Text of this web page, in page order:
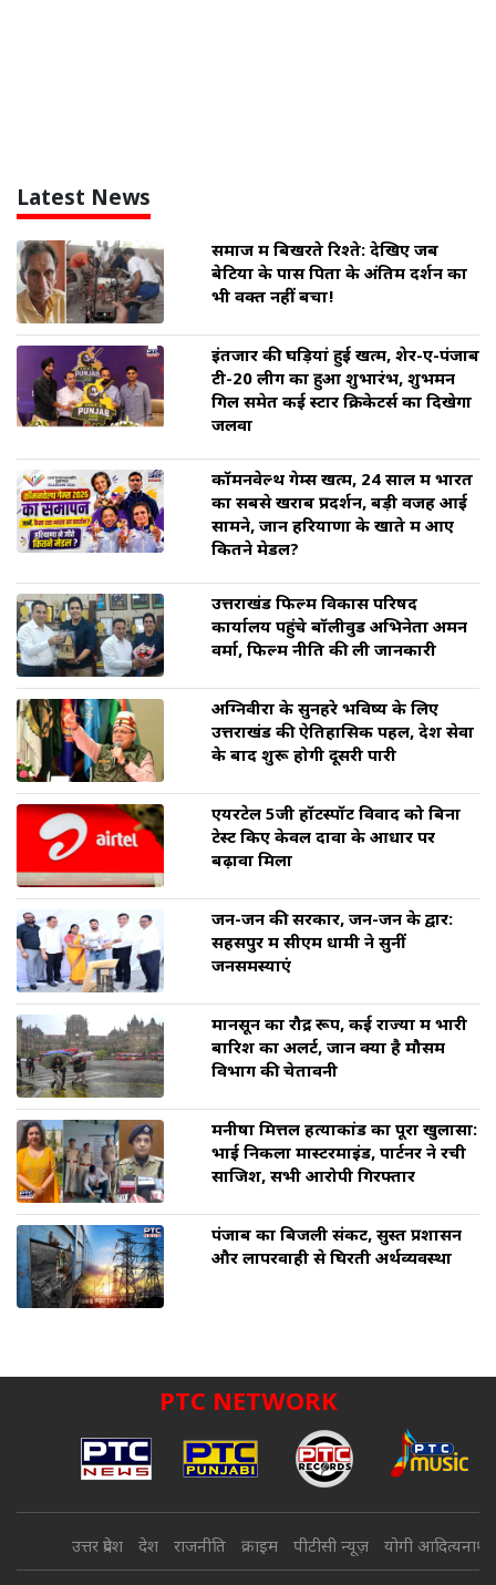
Latest News
समाज में बिखरते रिश्ते: देखिए जब
बेटियों के पास पिता के अंतिम दर्शन का
भी वक्त नहीं बचा!
इंतजार की घड़ियां हुई खत्म, शेर-ए-पंजाब
टी-20 लीग का हुआ शुभारंभ, शुभमन
गिल समेत कई स्टार क्रिकेटर्स का दिखेगा
जलवा
कॉमनवेल्थ गेम्स खत्म, 24 साल में भारत
का सबसे खराब प्रदर्शन, बड़ी वजह आई
सामने, जानें हरियाणा के खाते में आए
कितने मेडल?
उत्तराखंड फिल्म विकास परिषद
कार्यालय पहुंचे बॉलीवुड अभिनेता अमन
वर्मा, फिल्म नीति की ली जानकारी
अग्निवीरों के सुनहरे भविष्य के लिए
उत्तराखंड की ऐतिहासिक पहल, देश सेवा
के बाद शुरू होगी दूसरी पारी
एयरटेल 5जी हॉटस्पॉट विवाद को बिना
टेस्ट किए केवल दावों के आधार पर
बढ़ावा मिला
जन-जन की सरकार, जन-जन के द्वार:
सहसपुर में सीएम धामी ने सुनीं
जनसमस्याएं
मानसून का रौद्र रूप, कई राज्यों में भारी
बारिश का अलर्ट, जानें क्या है मौसम
विभाग की चेतावनी
मनीषा मित्तल हत्याकांड का पूरा खुलासा:
भाई निकला मास्टरमाइंड, पार्टनर ने रची
साजिश, सभी आरोपी गिरफ्तार
पंजाब का बिजली संकट, सुस्त प्रशासन
और लापरवाही से घिरती अर्थव्यवस्था
PTC NETWORK
उत्तर प्रदेश देश राजनीति क्राइम पीटीसी न्यूज़ योगी आदित्यनाथ